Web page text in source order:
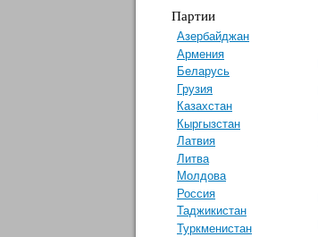
Партии
Азербайджан
Армения
Беларусь
Грузия
Казахстан
Кыргызстан
Латвия
Литва
Молдова
Россия
Таджикистан
Туркменистан